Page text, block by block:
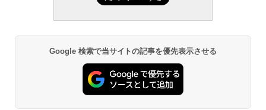
Google 検索で当サイトの記事を優先表示させる